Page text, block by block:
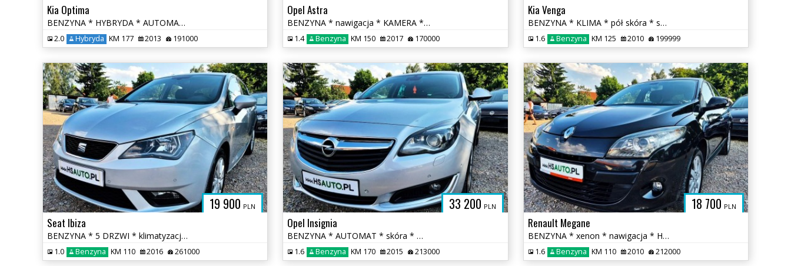
Kia Optima
BENZYNA * HYBRYDA * AUTOMAT * atrakcyjny wygląd * super * okazja
2.0 Hybryda KM 177 2013 191000
Opel Astra
BENZYNA * nawigacja * KAMERA * atrakcyjny wygląd * OKAZJA
1.4 Benzyna KM 150 2017 170000
Kia Venga
BENZYNA * KLIMA * pół skóra * super * okazja * POLECAMY
1.6 Benzyna KM 125 2010 199999
19 900 PLN
Seat Ibiza
BENZYNA * 5 DRZWI * klimatyzacja * 2x PDC * super * okazja * POLECAMY
1.0 Benzyna KM 110 2016 261000
33 200 PLN
Opel Insignia
BENZYNA * AUTOMAT * skóra * martwa strefa * KAMERA * nawigacja * lift
1.6 Benzyna KM 170 2015 213000
18 700 PLN
Renault Megane
BENZYNA * xenon * nawigacja * HANDS FREE * super * OKAZJA * 5 drzwi
1.6 Benzyna KM 110 2010 212000